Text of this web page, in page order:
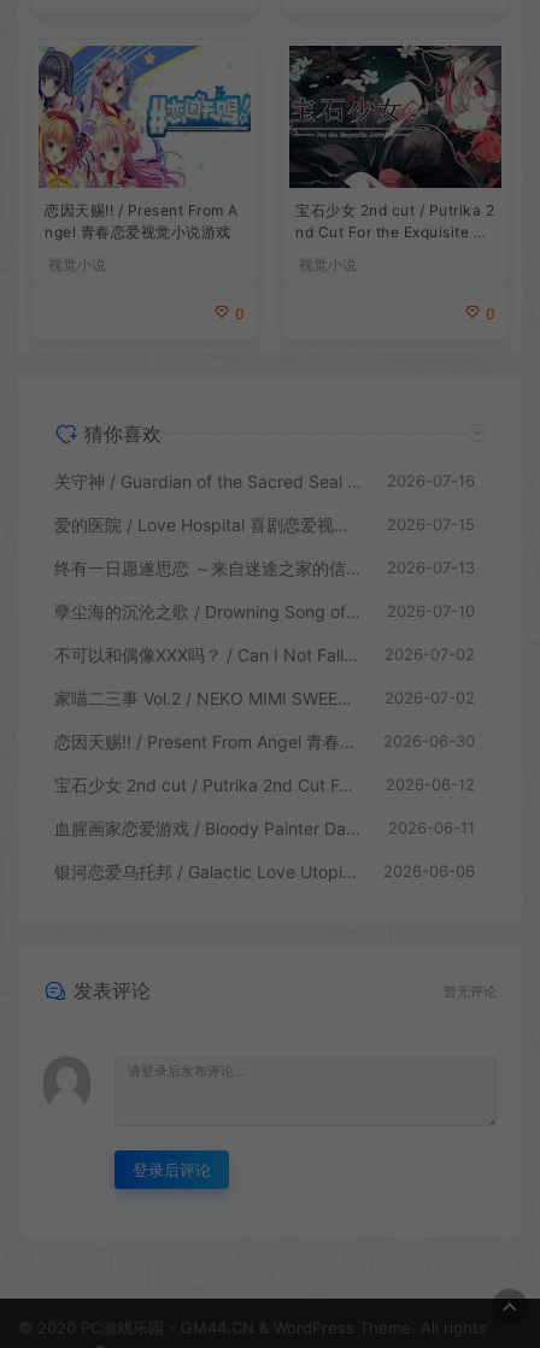
恋因天赐!! / Present From A
ngel 青春恋爱视觉小说游戏
视觉小说
0
宝石少女 2nd cut / Putrika 2
nd Cut For the Exquisite Att
视觉小说
0
猜你喜欢
关守神 / Guardian of the Sacred Seal 日式乙女视觉小说游戏 2026-07-16
爱的医院 / Love Hospital 喜剧恋爱视觉小说游戏 2026-07-15
终有一日愿遂思恋 ～来自迷途之家的信笺～ / Be Missed and Remembered The Letter from Mayoiga 卡通视觉小说游戏 2026-07-13
孽尘海的沉沦之歌 / Drowning Song of the Stagnant Sea 暗黑童话视觉小说游戏 2026-07-10
不可以和偶像XXX吗？ / Can I Not Fall for Idols 偶像乙女视觉小说游戏 2026-07-02
家喵二三事 Vol.2 / NEKO MIMI SWEET HOUSEMATES Vol2 猫耳少女视觉小说游戏 2026-07-02
恋因天赐!! / Present From Angel 青春恋爱视觉小说游戏 2026-06-30
宝石少女 2nd cut / Putrika 2nd Cut For the Exquisite Attire 美少女视觉小说游戏 2026-06-12
血腥画家恋爱游戏 / Bloody Painter Dating Sim 恐怖视觉小说游戏 2026-06-11
银河恋爱乌托邦 / Galactic Love Utopia 卡通视觉小说游戏 2026-06-06
发表评论 暂无评论
登录后评论
© 2020 PC游戏乐园 - GM44.CN & WordPress Theme. All rights